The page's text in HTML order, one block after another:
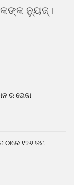
ନ୍ୟୁଜ୍।
ର ରୋଜା
୧୨୬ ତମ